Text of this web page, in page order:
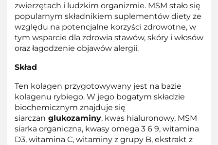
zwierzętach i ludzkim organizmie. MSM stało się
popularnym składnikiem suplementów diety ze
względu na potencjalne korzyści zdrowotne, w
tym wsparcie dla zdrowia stawów, skóry i włosów
oraz łagodzenie objawów alergii.
Skład
Ten kolagen przygotowywany jest na bazie
kolagenu rybiego. W jego bogatym składzie
biochemicznym znajduje się
siarczan glukozaminy, kwas hialuronowy, MSM
siarka organiczna, kwasy omega 3 6 9, witamina
D3, witamina C, witaminy z grupy B, ekstrakt z